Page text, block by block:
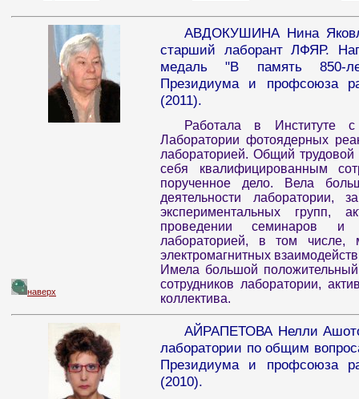
АВДОКУШИНА Нина
старший лаборант ЛФЯР.
медаль "В память 850-
Президиума и профсоюза
(2011).
Работала в Институте
Лаборатории фотоядерных
лабораторией. Общий
себя квалифицированным
порученное дело. Вела
деятельности лаборатории,
экспериментальных групп,
проведении семинаров и
лабораторией, в том числе,
электромагнитных
Имела большой
сотрудников лаборатории,
коллектива.
наверх
АЙРАПЕТОВА Нелли
лаборатории по общим
Президиума и профсоюза
(2010).